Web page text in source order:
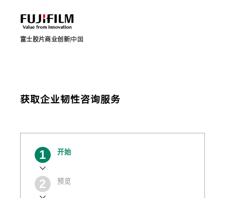
富士胶片商业创新 中国
获取企业韧性咨询服务
当
开始
预览